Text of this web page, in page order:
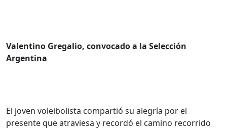
Valentino Gregalio, convocado a la Selección
Argentina
El joven voleibolista compartió su alegría por el
presente que atraviesa y recordó el camino recorrido